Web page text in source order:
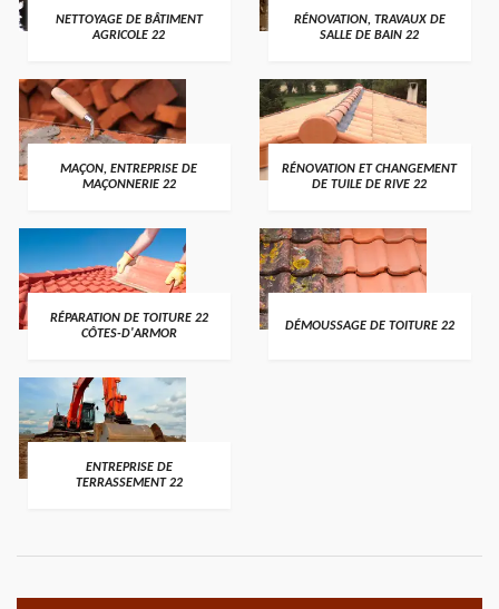
NETTOYAGE DE BÂTIMENT
AGRICOLE 22
RÉNOVATION, TRAVAUX DE
SALLE DE BAIN 22
MAÇON, ENTREPRISE DE
MAÇONNERIE 22
RÉNOVATION ET CHANGEMENT
DE TUILE DE RIVE 22
RÉPARATION DE TOITURE 22
CÔTES-D'ARMOR
DÉMOUSSAGE DE TOITURE 22
ENTREPRISE DE
TERRASSEMENT 22